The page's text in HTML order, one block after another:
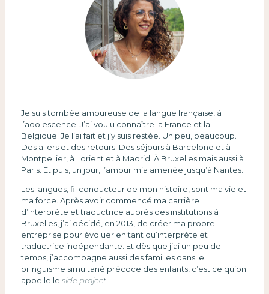
Je suis tombée amoureuse de la langue française, à
l’adolescence. J’ai voulu connaître la France et la
Belgique. Je l’ai fait et j’y suis restée. Un peu, beaucoup.
Des allers et des retours. Des séjours à Barcelone et à
Montpellier, à Lorient et à Madrid. À Bruxelles mais aussi à
Paris. Et puis, un jour, l’amour m’a amenée jusqu’à Nantes.
Les langues, fil conducteur de mon histoire, sont ma vie et
ma force. Après avoir commencé ma carrière
d’interprète et traductrice auprès des institutions à
Bruxelles, j’ai décidé, en 2013, de créer ma propre
entreprise pour évoluer en tant qu’interprète et
traductrice indépendante. Et dès que j’ai un peu de
temps, j’accompagne aussi des familles dans le
bilinguisme simultané précoce des enfants, c’est ce qu’on
appelle le side project.